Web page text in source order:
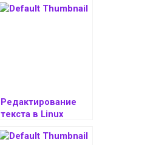
Редактирование
текста в Linux
vim, nano, sed и awk